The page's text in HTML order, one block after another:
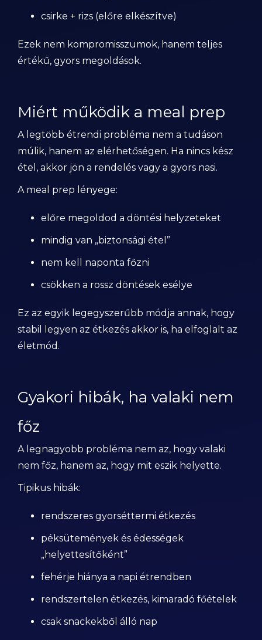
csirke + rizs (előre elkészítve)
Ezek nem kompromisszumok, hanem teljes
értékű, gyors megoldások.
Miért működik a meal prep
A legtöbb étrendi probléma nem a tudáson
múlik, hanem az elérhetőségen. Ha nincs kész
étel, akkor jön a rendelés vagy a gyors nasi.
A meal prep lényege:
előre megoldod a döntési helyzeteket
mindig van „biztonsági étel”
nem kell naponta főzni
csökken a rossz döntések esélye
Ez az egyik legegyszerűbb módja annak, hogy
stabil legyen az étkezés akkor is, ha elfoglalt az
életmód.
Gyakori hibák, ha valaki nem
főz
A legnagyobb probléma nem az, hogy valaki
nem főz, hanem az, hogy mit eszik helyette.
Tipikus hibák:
rendszeres gyorséttermi étkezés
péksütemények és édességek
„helyettesítőként”
fehérje hiánya a napi étrendben
rendszertelen étkezés, kimaradó főételek
csak snackekből álló nap